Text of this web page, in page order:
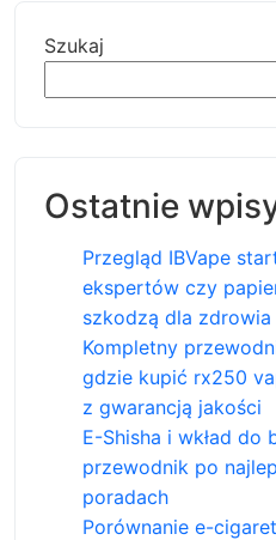
Szukaj
Ostatnie
Przegląd IBVape
ekspertów czy
szkodzą dla zdrowia
Kompletny
gdzie kupić rx250
z gwarancją jakości
E-Shisha i wkład do
przewodnik po
poradach
Porównanie e-